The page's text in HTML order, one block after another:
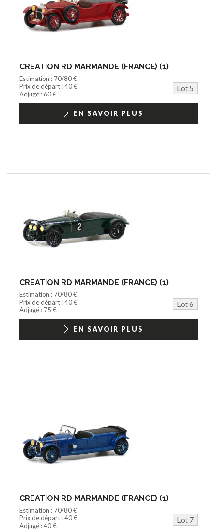
CREATION RD MARMANDE (FRANCE) (1)
Estimation : 70/80 €
Prix de départ : 40 €
Lot 5
Adjugé : 60 €
EN SAVOIR PLUS
CREATION RD MARMANDE (FRANCE) (1)
Estimation : 70/80 €
Prix de départ : 40 €
Lot 6
Adjugé : 75 €
EN SAVOIR PLUS
CREATION RD MARMANDE (FRANCE) (1)
Estimation : 70/80 €
Prix de départ : 40 €
Lot 7
Adjugé : 40 €